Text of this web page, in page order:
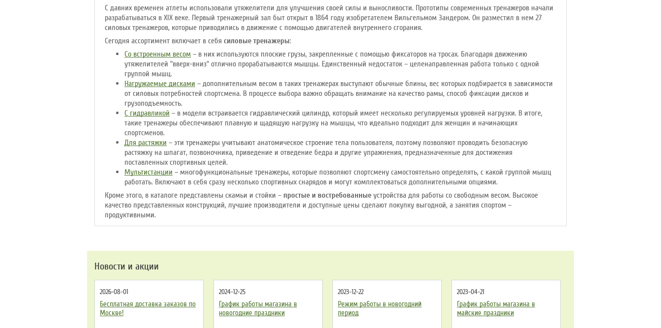
С давних временен атлеты использовали утяжелители для улучшения своей силы и выносливости. Прототипы современных тренажеров начали
разрабатываться в XIX веке. Первый тренажерный зал быт открыт в 1864 году изобретателем Вильгельмом Зандером. Он разместил в нем 27
силовых тренажеров, которые приводились в движение с помощью двигателей внутреннего сгорания.
Сегодня ассортимент включает в себя силовые тренажеры:
Со встроенным весом – в них используются плоские грузы, закрепленные с помощью фиксаторов на тросах. Благодаря движению
утяжелителей "вверх-вниз" отлично прорабатываются мышцы. Единственный недостаток – целенаправленная работа только с одной
группой мышц.
Нагружаемые дисками – дополнительным весом в таких тренажерах выступают обычные блины, вес которых подбирается в зависимости
от силовых потребностей спортсмена. В процессе выбора важно обращать внимание на качество рамы, способ фиксации дисков и
грузоподъемность.
С гидравликой – в модели встраивается гидравлический цилиндр, который имеет несколько регулируемых уровней нагрузки. В итоге,
такие тренажеры обеспечивают плавную и щадящую нагрузку на мышцы, что идеально подходит для женщин и начинающих
спортсменов.
Для растяжки – эти тренажеры учитывают анатомическое строение тела пользователя, поэтому позволяют проводить безопасную
растяжку на шпагат, позвоночника, приведение и отведение бедра и другие упражнения, предназначенные для достижения
поставленных спортивных целей.
Мультистанции – многофункциональные тренажеры, которые позволяют спортсмену самостоятельно определять, с какой группой мышц
работать. Включают в себя сразу несколько спортивных снарядов и могут комплектоваться дополнительными опциями.
Кроме этого, в каталоге представлены скамьи и стойки – простые и востребованные устройства для работы со свободным весом. Высокое
качество представленных конструкций, лучшие производители и доступные цены сделают покупку выгодной, а занятия спортом –
продуктивными.
Новости и акции
2026-08-01
Бесплатная доставка заказов по
Москве!
2024-12-25
График работы магазина в
новогодние праздники
2023-12-22
Режим работы в новогодний
период
2023-04-21
График работы магазина в
майские праздники